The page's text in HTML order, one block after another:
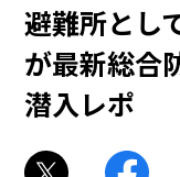
避難所とし
が最新総合
潜入レポ